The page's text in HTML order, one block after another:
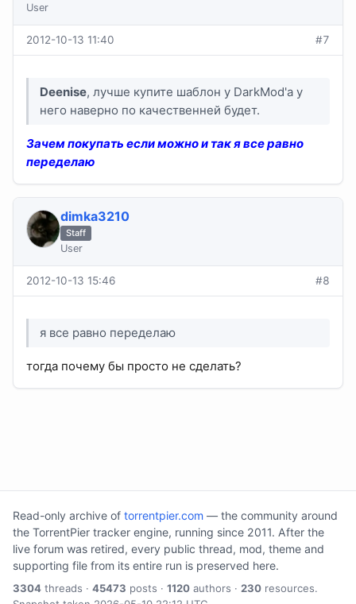
User
2012-10-13 11:40 #7
Deenise, лучше купите шаблон у DarkMod'а у
него наверно по качественней будет.
Зачем покупать если можно и так я все равно
переделаю
dimka3210
Staff
User
2012-10-13 15:46 #8
я все равно переделаю
тогда почему бы просто не сделать?
Read-only archive of torrentpier.com — the community around
the TorrentPier tracker engine, running since 2011. After the
live forum was retired, every public thread, mod, theme and
supporting file from its entire run is preserved here.
3304 threads · 45473 posts · 1120 authors · 230 resources.